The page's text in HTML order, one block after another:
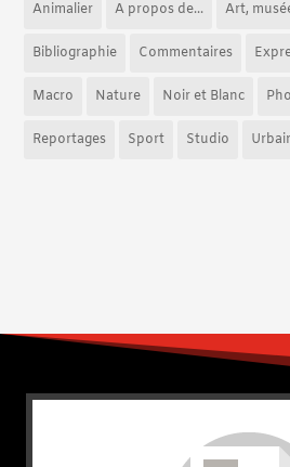
Animalier A propos de... Art,
Bibliographie Commentaires
Macro Nature Noir et Blanc
Reportages Sport Studio